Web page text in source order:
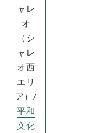
ャレ
オ
（シ
ャレ
オ西
エリ
ア）/
平和
文化